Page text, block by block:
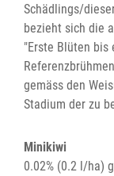
Schädlings/
bezieht sich die
"Erste Blüten bis
gemäss den
Stadium der zu
Minikiwi
0.02% (0.2 l/ha)